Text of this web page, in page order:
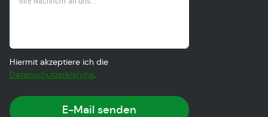
Hiermit akzeptiere ich die
Datenschutzerklärung.
E-Mail senden